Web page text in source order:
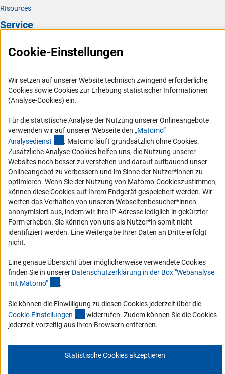
RIsources
Service
Presse
Karriere
Logo und Corporate Design
RSS-Feeds
Compliance
Vergabeverfahren
Barrierefreiheit
Service und Informationen für Menschen mit Behinderungen
Erklärung zur Barrierefreiheit
Barriere melden
DFG-aktuell
Erhalten Sie Neuigkeiten aus der DFG direkt in Ihr Mailpostfach oder
Zum Newsletter
Cookie-Einstellungen
Wir setzen auf unserer Website technisch zwingend erforderliche
Cookies sowie Cookies zur Erhebung statistischer Informationen
(Analyse-Cookies) ein.
Für die statistische Analyse der Nutzung unserer Onlineangebote
verwenden wir auf unserer Webseite den „Matomo“
Analysedienst (externer Link)
. Matomo läuft grundsätzlich ohne Cookies.
Zusätzliche Analyse-Cookies helfen uns, die Nutzung unserer
Websites noch besser zu verstehen und darauf aufbauend unser
Onlineangebot zu verbessern und im Sinne der Nutzer*innen zu
optimieren. Wenn Sie der Nutzung von Matomo-Cookieszustimmen,
können diese Cookies auf Ihrem Endgerät gespeichert werden. Wir
werten das Verhalten von unseren Webseitenbesucher*innen
anonymisiert aus, indem wir ihre IP-Adresse lediglich in gekürzter
Form erheben. Sie können von uns als Nutzer*in somit nicht
identifiziert werden. Eine Weitergabe Ihrer Daten an Dritte erfolgt
nicht.
Eine genaue Übersicht über möglicherweise verwendete Cookies
finden Sie in unserer Datenschutzerklärung in der Box "Webanalyse
mit Matomo" .
Sie können die Einwilligung zu diesen Cookies jederzeit über die
Cookie-Einstellungen (interner Link)
widerrufen. Zudem können Sie die Cookies
jederzeit vorzeitig aus ihren Browsern entfernen.
Statistische Cookies akzeptieren